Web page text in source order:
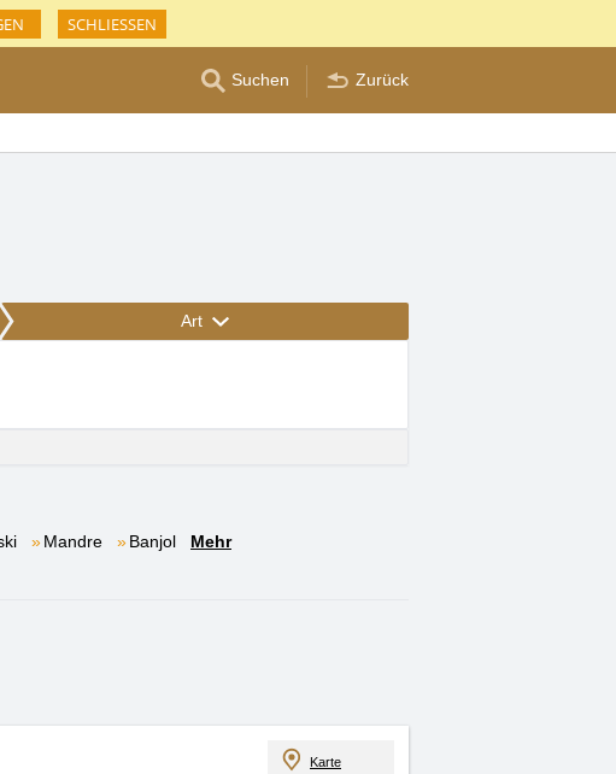
SCHLIESSEN
Suchen Zurück
Art
Mandre Banjol
Mehr
Karte